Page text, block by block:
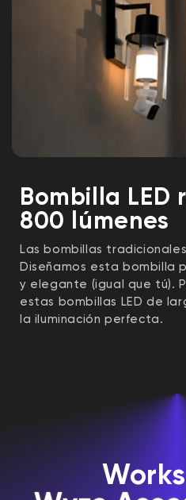
7.0+ o iOS 14.0+
Wi-Fi: IEEE 802.11
Bluetooth®:
(BLE), Bluetooth®
Vinculación: hasta
Wyze por cada
Garantía del
Bombilla LED
800 lúmenes
Las bombillas
Diseñamos esta bombilla
y elegante (igual que tú).
estas bombillas LED de
la iluminación perfecta.